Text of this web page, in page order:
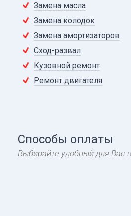
Замена масла
Замена колодок
Замена амортизаторов
Сход-развал
Кузовной ремонт
Ремонт двигателя
Способы оплаты
Выбирайте удобный для Вас